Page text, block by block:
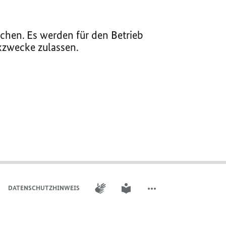
Es werden für den Betrieb
zulassen.
DATENSCHUTZHINWEIS GEBÄRDENSPRACHE
LEICHTE SPRACHE